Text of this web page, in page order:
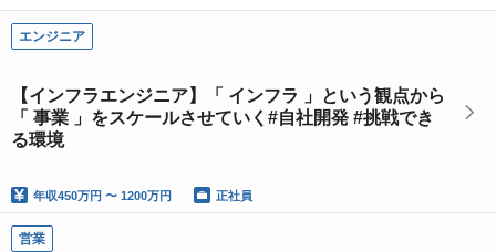
エンジニア
【インフラエンジニア】「 インフラ 」という観点から
「 事業 」をスケールさせていく#自社開発 #挑戦でき
る環境
年収450万円 〜 1200万円 正社員
営業